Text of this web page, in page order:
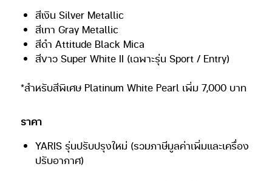
สีเงิน Silver Metallic
สีเทา Gray Metallic
สีดำ Attitude Black Mica
สีขาว Super White II (เฉพาะรุ่น Sport / Entry)
*สำหรับสีพิเศษ Platinum White Pearl เพิ่ม 7,000 บาท
ราคา
YARIS รุ่นปรับปรุงใหม่ (รวมภาษีมูลค่าเพิ่มและเครื่อง
ปรับอากาศ)